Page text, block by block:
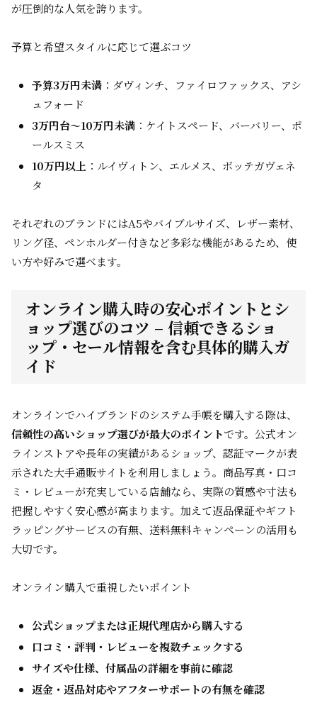
が圧倒的な人気を誇ります。
予算と希望スタイルに応じて選ぶコツ
予算3万円未満 ：ダヴィンチ、ファイロファックス、アシ
ュフォード
3万円台～10万円未満 ：ケイトスペード、バーバリー、ポ
ールスミス
10万円以上 ：ルイヴィトン、エルメス、ボッテガヴェネ
タ
それぞれのブランドにはA5やバイブルサイズ、レザー素材、
リング径、ペンホルダー付きなど多彩な機能があるため、使
い方や好みで選べます。
オンライン購入時の安心ポイントとシ
ョップ選びのコツ – 信頼できるショ
ップ・セール情報を含む具体的購入ガ
イド
オンラインでハイブランドのシステム手帳を購入する際は、
信頼性の高いショップ選びが最大のポイントです。公式オン
ラインストアや長年の実績があるショップ、認証マークが表
示された大手通販サイトを利用しましょう。商品写真・口コ
ミ・レビューが充実している店舗なら、実際の質感や寸法も
把握しやすく安心感が高まります。加えて返品保証やギフト
ラッピングサービスの有無、送料無料キャンペーンの活用も
大切です。
オンライン購入で重視したいポイント
公式ショップまたは正規代理店から購入する
口コミ・評判・レビューを複数チェックする
サイズや仕様、付属品の詳細を事前に確認
返金・返品対応やアフターサポートの有無を確認